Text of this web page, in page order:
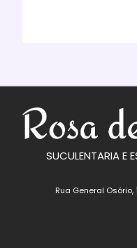
SUCULENTARIA E
Rua General Osório,